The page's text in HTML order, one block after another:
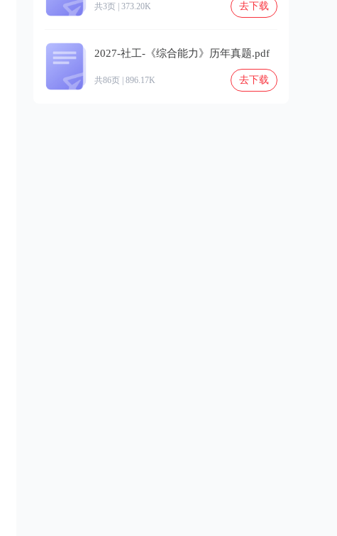
共3页 | 373.20K 去下载
2027-社工-《综合能力》历年真题.pdf
共86页 | 896.17K 去下载